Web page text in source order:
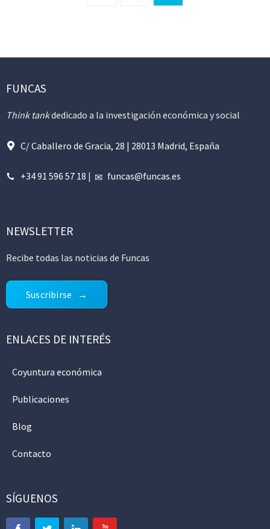
FUNCAS
Think tankdedicado a la investigación económica y social
C/ Caballero de Gracia, 28 | 28013 Madrid, España
+34 91 596 57 18 | funcas@funcas.es
NEWSLETTER
Recibe todas las noticias de Funcas
Suscribirse
ENLACES DE INTERÉS
Coyuntura económica
Publicaciones
Blog
Contacto
SÍGUENOS